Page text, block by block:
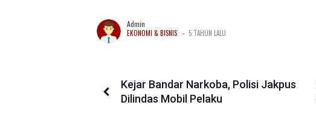
Admin
EKONOMI & BISNIS - 5 TAHUN LALU
Kejar Bandar Narkoba, Polisi Jakpus
Dilindas Mobil Pelaku